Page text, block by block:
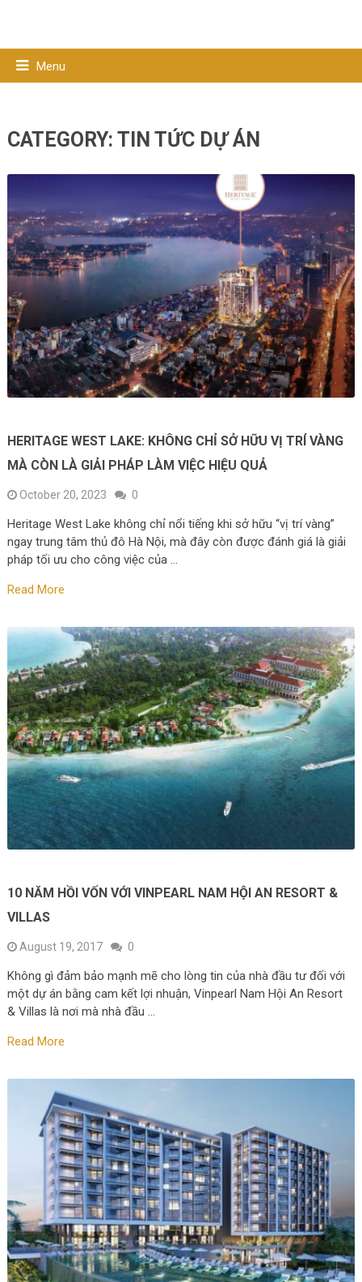
Menu
CATEGORY: TIN TỨC DỰ ÁN
HERITAGE WEST LAKE: KHÔNG CHỈ SỞ HỮU VỊ TRÍ VÀNG
MÀ CÒN LÀ GIẢI PHÁP LÀM VIỆC HIỆU QUẢ
October 20, 2023 0
Heritage West Lake không chỉ nổi tiếng khi sở hữu “vị trí vàng”
ngay trung tâm thủ đô Hà Nội, mà đây còn được đánh giá là giải
pháp tối ưu cho công việc của …
Read More
10 NĂM HỒI VỐN VỚI VINPEARL NAM HỘI AN RESORT &
VILLAS
August 19, 2017 0
Không gì đảm bảo mạnh mẽ cho lòng tin của nhà đầu tư đối với
một dự án bằng cam kết lợi nhuận, Vinpearl Nam Hội An Resort
& Villas là nơi mà nhà đầu …
Read More